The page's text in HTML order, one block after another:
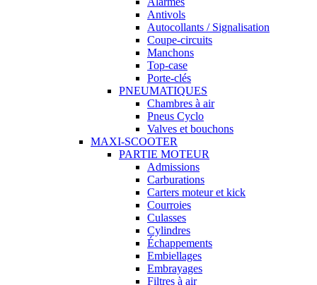
Antivols
Autocollants / Signalisation
Coupe-circuits
Manchons
Top-case
Porte-clés
PNEUMATIQUES
Chambres à air
Pneus Cyclo
Valves et bouchons
MAXI-SCOOTER
PARTIE MOTEUR
Admissions
Carburations
Carters moteur et kick
Courroies
Culasses
Cylindres
Échappements
Embiellages
Embrayages
Filtres à air